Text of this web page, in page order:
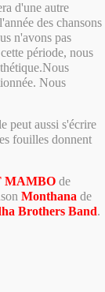
d'une autre
des chansons
n'avons pas
période, nous
Nous
peut aussi s'écrire
fouilles donnent
MAMBO de
Monthana de
Brothers Band.